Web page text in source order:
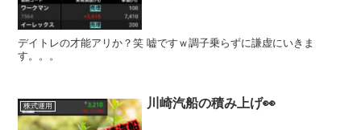
デイトレの才能アリか？笑 嘘ですｗ調子乗らずに謙虚にいきま
す。。。
株式運用 川崎汽船の積み上げ👀